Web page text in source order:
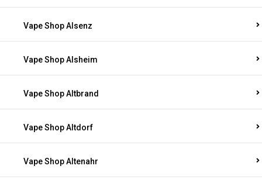
Vape Shop Alsenz
Vape Shop Alsheim
Vape Shop Altbrand
Vape Shop Altdorf
Vape Shop Altenahr